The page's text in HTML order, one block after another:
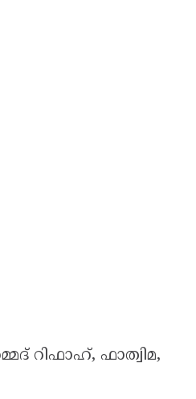
റിഫാഹ്, ഫാത്വിമ,